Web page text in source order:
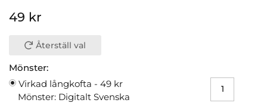
49 kr
Återställ val
Mönster:
Virkad långkofta - 49 kr
Mönster: Digitalt Svenska